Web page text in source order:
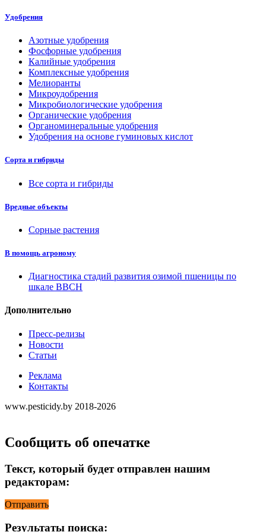
Удобрения
Азотные удобрения
Фосфорные удобрения
Калийные удобрения
Комплексные удобрения
Мелиоранты
Микроудобрения
Микробиологические удобрения
Органические удобрения
Органоминеральные удобрения
Удобрения на основе гуминовых кислот
Сорта и гибриды
Все сорта и гибриды
Вредные объекты
Сорные растения
В помощь агроному
Диагностика стадий развития озимой пшеницы по
шкале ВВСН
Дополнительно
Пресс-релизы
Новости
Статьи
Реклама
Контакты
www.pesticidy.by 2018-2026
Сообщить об опечатке
Текст, который будет отправлен нашим
редакторам:
Отправить
Результаты поиска: